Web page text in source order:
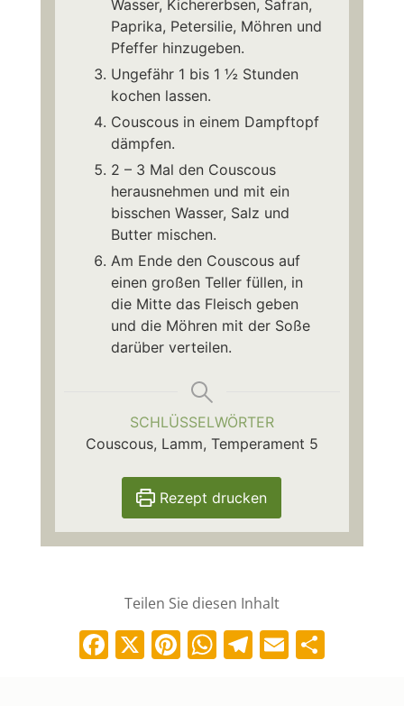
Wasser, Kichererbsen, Safran,
Paprika, Petersilie, Möhren und
Pfeffer hinzugeben.
Ungefähr 1 bis 1 ½ Stunden
kochen lassen.
Couscous in einem Dampftopf
dämpfen.
2 – 3 Mal den Couscous
herausnehmen und mit ein
bisschen Wasser, Salz und
Butter mischen.
Am Ende den Couscous auf
einen großen Teller füllen, in
die Mitte das Fleisch geben
und die Möhren mit der Soße
darüber verteilen.
SCHLÜSSELWÖRTER
Couscous, Lamm, Temperament 5
Rezept drucken
Teilen Sie diesen Inhalt
Facebook
X Pinterest
WhatsApp
Telegram
Email